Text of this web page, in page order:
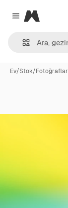
Close menu
Magnific
Ev/Stok/Fotoğraflar